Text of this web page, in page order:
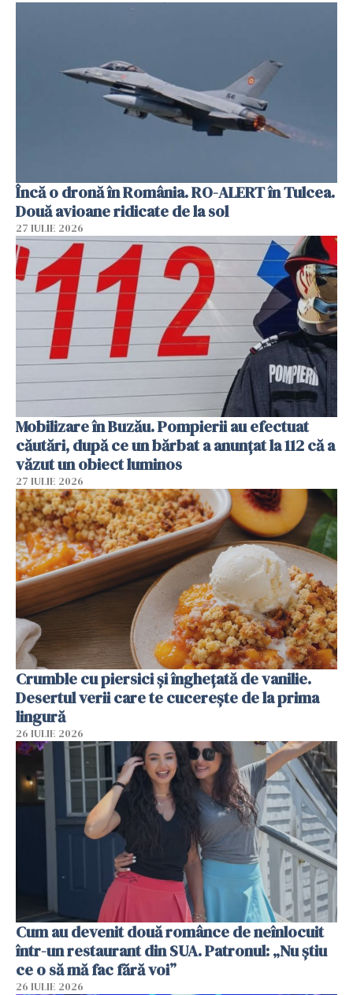
Încă o dronă în România. RO-ALERT în Tulcea.
Două avioane ridicate de la sol
27 IULIE 2026
Mobilizare în Buzău. Pompierii au efectuat
căutări, după ce un bărbat a anunțat la 112 că a
văzut un obiect luminos
27 IULIE 2026
Crumble cu piersici și înghețată de vanilie.
Desertul verii care te cucerește de la prima
lingură
26 IULIE 2026
Cum au devenit două românce de neînlocuit
într-un restaurant din SUA. Patronul: „Nu știu
ce o să mă fac fără voi”
26 IULIE 2026